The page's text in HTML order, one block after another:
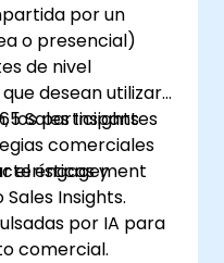
por un
o presencial)
de nivel
desean utilizar
Sales Insights
comerciales
el engagement
los participantes
y
Insights.
por IA para
comercial.